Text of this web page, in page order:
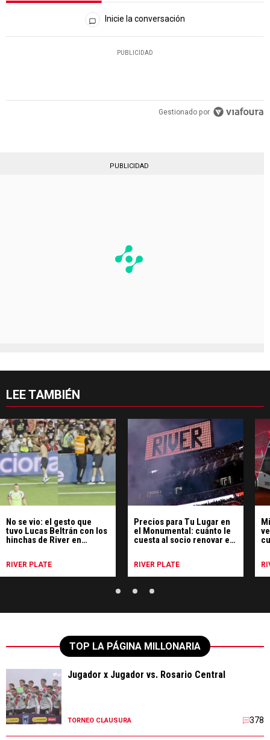
Todos los comentarios
Inicie la conversación
PUBLICIDAD
Gestionado por
PUBLICIDAD
LEE TAMBIÉN
No se vio: el gesto que
tuvo Lucas Beltrán con los
hinchas de River en
RIVER PLATE
Precios para Tu Lugar en
el Monumental: cuánto le
cuesta al socio renovar el
RIVER PLATE
TOP LA PÁGINA MILLONARIA
Jugador x Jugador vs. Rosario Central
TORNEO CLAUSURA 378